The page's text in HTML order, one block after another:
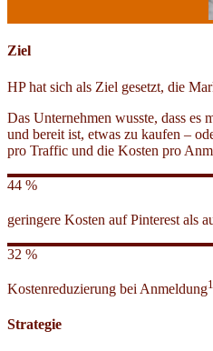
Ziel
HP hat sich als Ziel gesetzt, die
Das Unternehmen wusste, dass
und bereit ist, etwas zu kaufen –
pro Traffic und die Kosten pro
44 %
geringere Kosten auf Pinterest als
32 %
Kostenreduzierung bei Anmeldung1
Strategie